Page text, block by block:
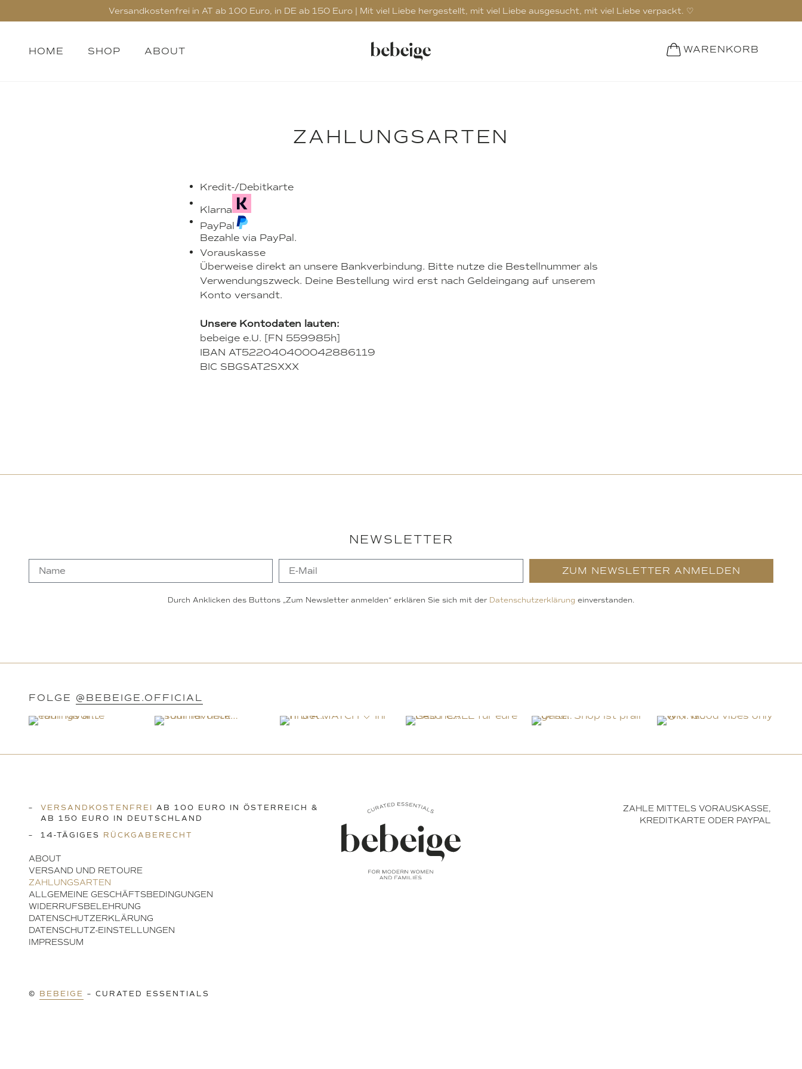
Versandkostenfrei in AT ab 100 Euro, in DE ab 150 Euro | Mit viel Liebe hergestellt, mit viel Liebe ausgesucht, mit viel Liebe verpackt. ♡
HOME SHOP ABOUT WARENKORB
ZAHLUNGSARTEN
Kredit-/Debitkarte
Klarna
PayPal
Bezahle via PayPal.
Vorauskasse
Überweise direkt an unsere Bankverbindung. Bitte nutze die Bestellnummer als
Verwendungszweck. Deine Bestellung wird erst nach Geldeingang auf unserem
Konto versandt.
Unsere Kontodaten lauten:
bebeige e.U. [FN 559985h]
IBAN AT522040400042886119
BIC SBGSAT2SXXX
NEWSLETTER
ZUM NEWSLETTER ANMELDEN
Durch Anklicken des Buttons „Zum Newsletter anmelden“ erklären Sie sich mit der Datenschutzerklärung einverstanden.
FOLGE @BEBEIGE.OFFICIAL
VERSANDKOSTENFREI
AB 100 EURO IN ÖSTERREICH &
AB 150 EURO IN DEUTSCHLAND
14-TÄGIGES
RÜCKGABERECHT
ABOUT
VERSAND UND RETOURE
ZAHLUNGSARTEN
ALLGEMEINE GESCHÄFTSBEDINGUNGEN
WIDERRUFSBELEHRUNG
DATENSCHUTZERKLÄRUNG
DATENSCHUTZ-EINSTELLUNGEN
IMPRESSUM
© BEBEIGE – CURATED ESSENTIALS
ZAHLE MITTELS VORAUSKASSE,
KREDITKARTE ODER PAYPAL